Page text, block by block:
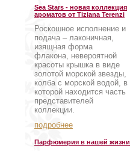
Sea Stars - новая коллекция
ароматов от Tiziana Terenzi
Роскошное исполнение и
подача – лаконичная,
изящная форма
флакона, невероятной
красоты крышка в виде
золотой морской звезды,
колба с морской водой, в
которой находится часть
представителей
коллекции.
подробнее
Парфюмерия в нашей жизни